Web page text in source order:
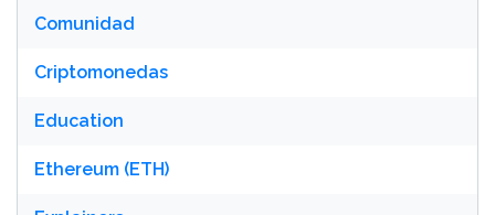
Comunidad
Criptomonedas
Education
Ethereum (ETH)